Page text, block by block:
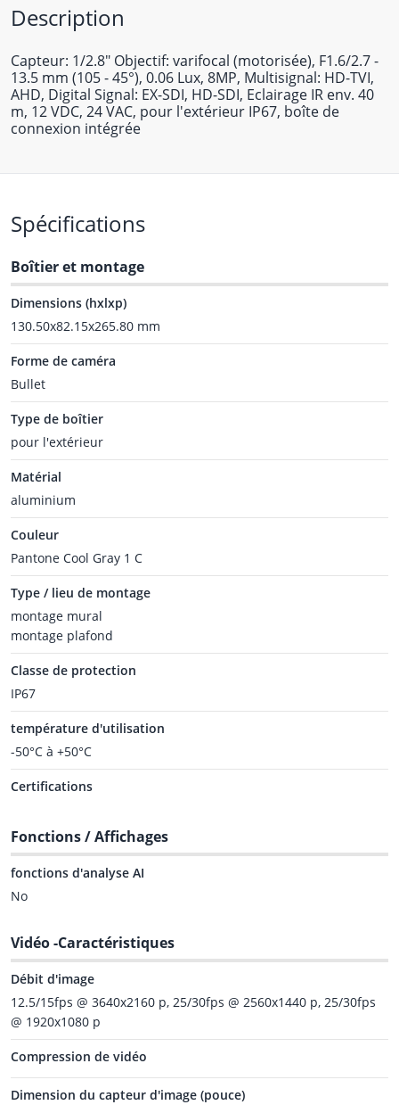
Description
Capteur: 1/2.8" Objectif: varifocal (motorisée), F1.6/2.7 -
13.5 mm (105 - 45°), 0.06 Lux, 8MP, Multisignal: HD-TVI,
AHD, Digital Signal: EX-SDI, HD-SDI, Eclairage IR env. 40
m, 12 VDC, 24 VAC, pour l'extérieur IP67, boîte de
connexion intégrée
Spécifications
Boîtier et montage
Dimensions (hxlxp)
130.50x82.15x265.80 mm
Forme de caméra
Bullet
Type de boîtier
pour l'extérieur
Matérial
aluminium
Couleur
Pantone Cool Gray 1 C
Type / lieu de montage
montage mural
montage plafond
Classe de protection
IP67
température d'utilisation
-50°C à +50°C
Certifications
Fonctions / Affichages
fonctions d'analyse AI
No
Vidéo -Caractéristiques
Débit d'image
12.5/15fps @ 3640x2160 p, 25/30fps @ 2560x1440 p, 25/30fps
@ 1920x1080 p
Compression de vidéo
Dimension du capteur d'image (pouce)